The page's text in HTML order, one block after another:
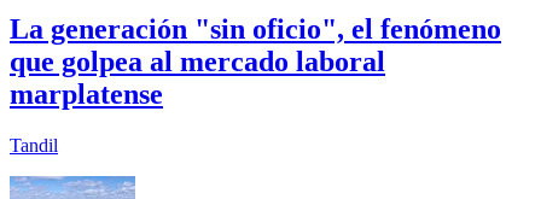
La generación "sin oficio", el fenómeno
que golpea al mercado laboral
marplatense
Tandil